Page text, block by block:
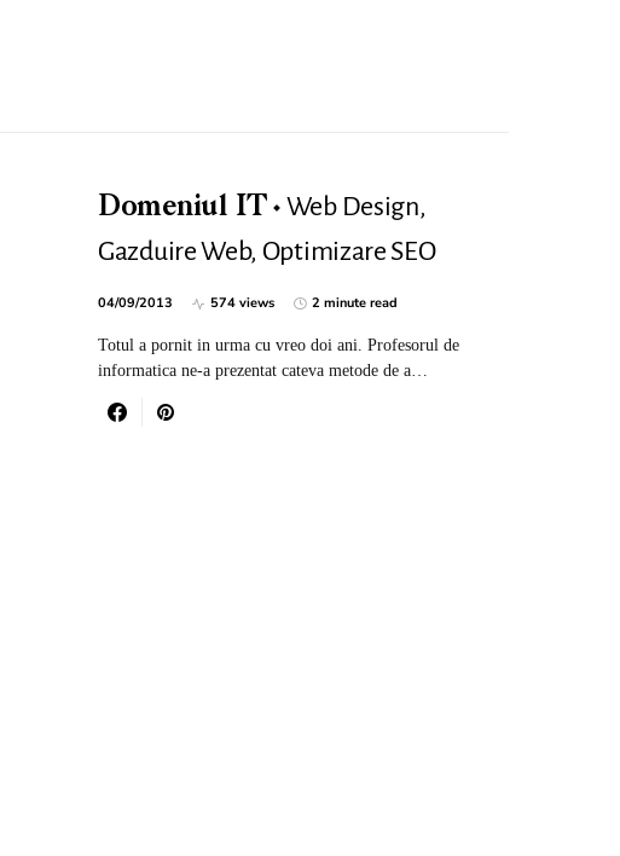
Domeniul IT
Web Design,
Gazduire Web, Optimizare SEO
04/09/2013 574 views 2 minute read
Totul a pornit in urma cu vreo doi ani. Profesorul de
informatica ne-a prezentat cateva metode de a…